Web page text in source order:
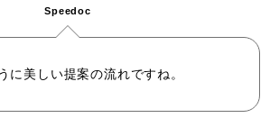
Speedoc
に美しい提案の流れですね。